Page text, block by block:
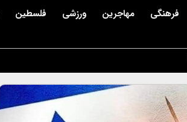
فرهنگی مهاجرین ورزشی فلسطین